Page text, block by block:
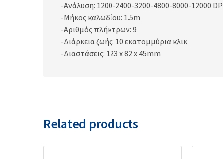
-Ανάλυση: 1200-2400-3200-4800-8000-12000
-Μήκος καλωδίου: 1.5m
-Αριθμός πλήκτρων: 9
-Διάρκεια ζωής: 10 εκατομμύρια κλικ
-Διαστάσεις: 123 x 82 x 45mm
Related products